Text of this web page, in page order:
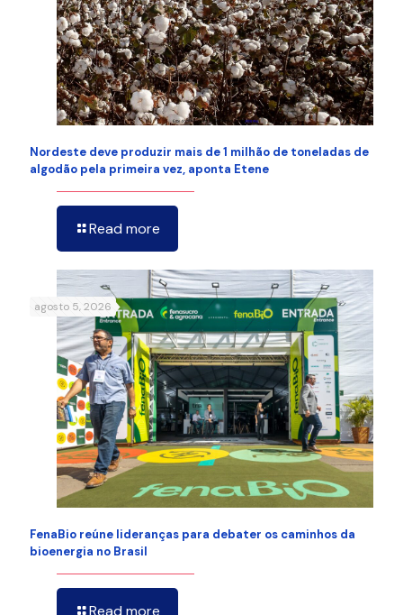
Nordeste deve produzir mais de 1 milhão de toneladas de
algodão pela primeira vez, aponta Etene
Read more
agosto 5, 2026
FenaBio reúne lideranças para debater os caminhos da
bioenergia no Brasil
Read more